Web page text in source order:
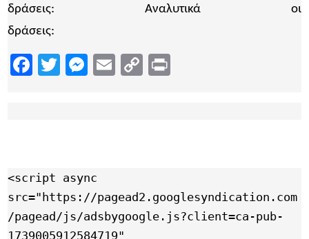
δράσεις: Αναλυτικά οι
δράσεις:
Facebook
TwitterMessenger
EmailCopy
<script async
src="https://pagead2.googlesyndication.com
/pagead/js/adsbygoogle.js?client=ca-pub-
1739005912584719"